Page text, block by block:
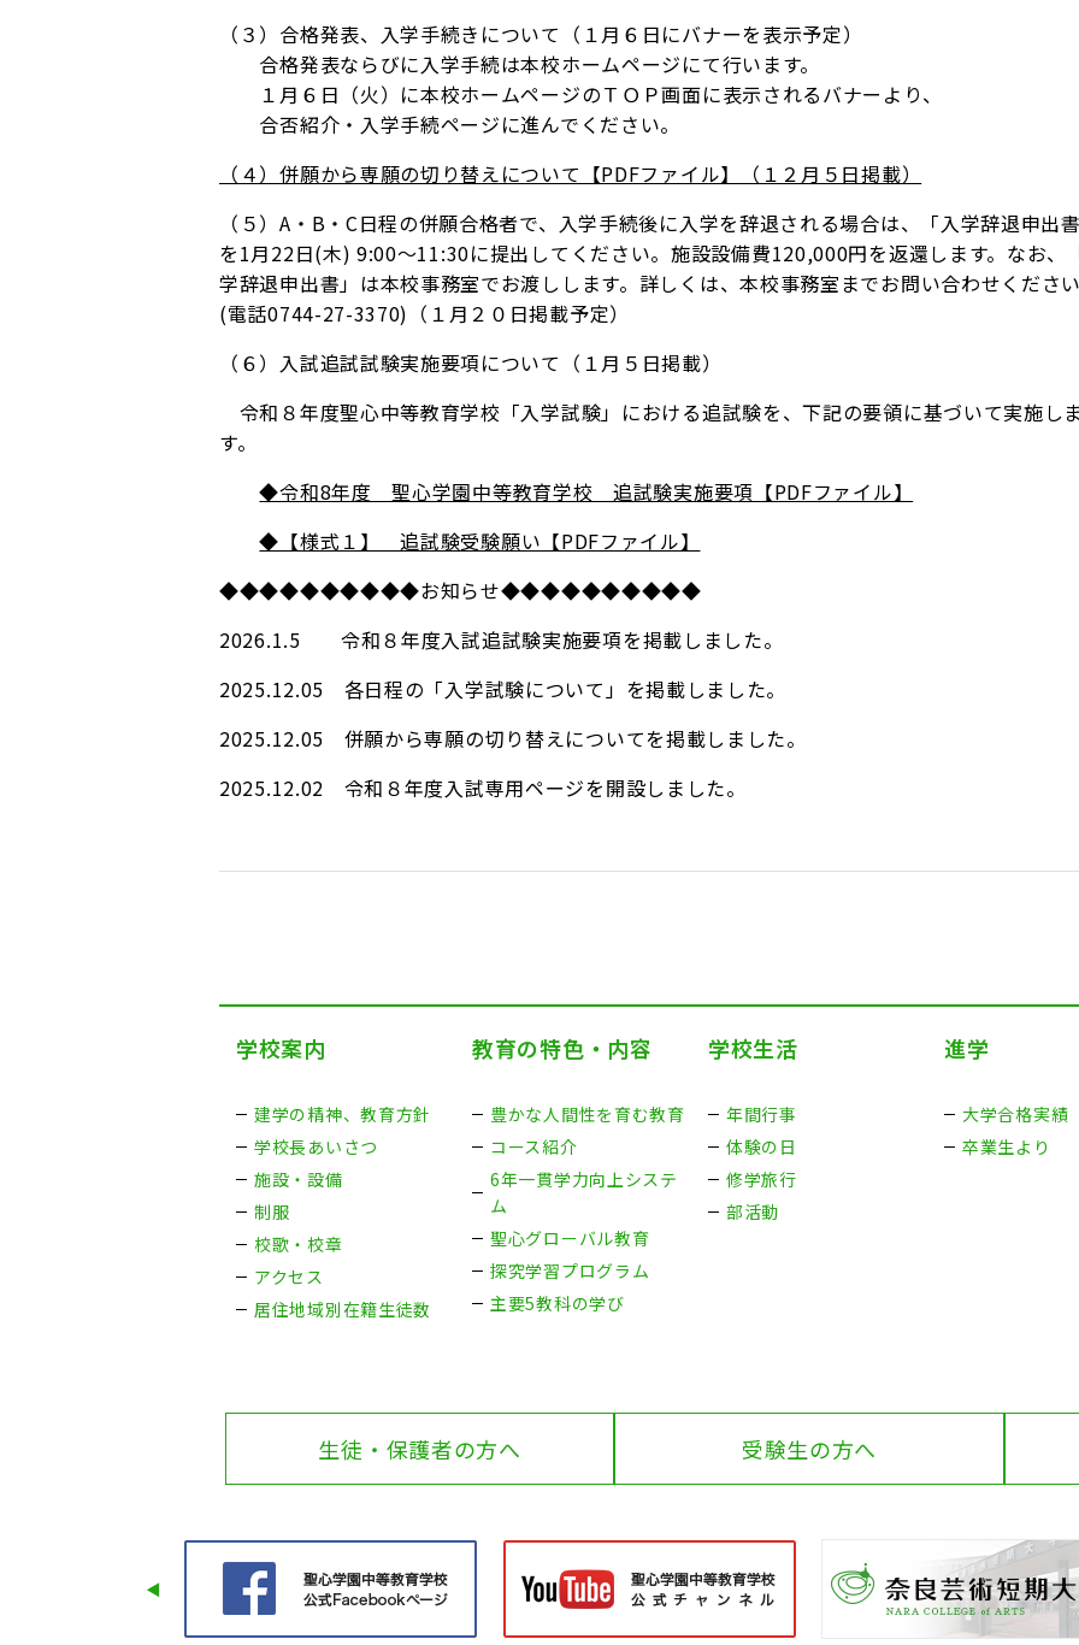
（３）合格発表、入学手続きについて（１月６日にバナーを表示予定）
合格発表ならびに入学手続は本校ホームページにて行います。
１月６日（火）に本校ホームページのＴＯＰ画面に表示されるバナーより、
合否紹介・入学手続ページに進んでください。
（４）併願から専願の切り替えについて【PDFファイル】（１２月５日掲載）
（５）A・B・C日程の併願合格者で、入学手続後に入学を辞退される場合は、「入学辞退申出書
を1月22日(木) 9:00～11:30に提出してください。施設設備費120,000円を返還します。なお、
学辞退申出書」は本校事務室でお渡しします。詳しくは、本校事務室までお問い合わせください
(電話0744-27-3370)（１月２０日掲載予定）
（６）入試追試試験実施要項について（１月５日掲載）
令和８年度聖心中等教育学校「入学試験」における追試験を、下記の要領に基づいて実施しま
す。
◆令和8年度 聖心学園中等教育学校 追試験実施要項【PDFファイル】
◆【様式１】 追試験受験願い【PDFファイル】
◆◆◆◆◆◆◆◆◆◆お知らせ◆◆◆◆◆◆◆◆◆◆
2026.1.5 令和８年度入試追試験実施要項を掲載しました。
2025.12.05 各日程の「入学試験について」を掲載しました。
2025.12.05 併願から専願の切り替えについてを掲載しました。
2025.12.02 令和８年度入試専用ページを開設しました。
学校案内
建学の精神、教育方針
学校長あいさつ
施設・設備
制服
校歌・校章
アクセス
居住地域別在籍生徒数
教育の特色・内容
豊かな人間性を育む教育
コース紹介
6年一貫学力向上システ
ム
聖心グローバル教育
探究学習プログラム
主要5教科の学び
学校生活
年間行事
体験の日
修学旅行
部活動
進学
大学合格実績
卒業生より
生徒・保護者の方へ 受験生の方へ